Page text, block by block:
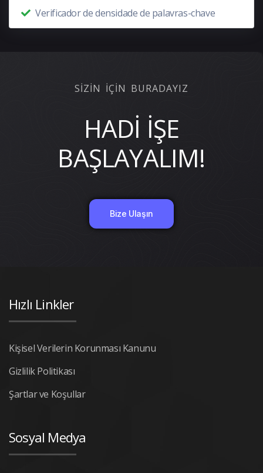
Verificador de densidade de palavras-chave
SİZİN İÇİN BURADAYIZ
HADİ İŞE
BAŞLAYALIM!
Bize Ulaşın
Hızlı Linkler
Kişisel Verilerin Korunması Kanunu
Gizlilik Politikası
Şartlar ve Koşullar
Sosyal Medya